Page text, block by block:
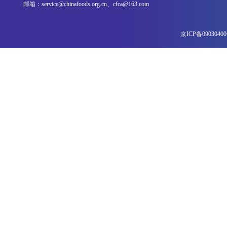
邮箱：service@chinafoods.org.cn、cfca@163.com
京ICP备